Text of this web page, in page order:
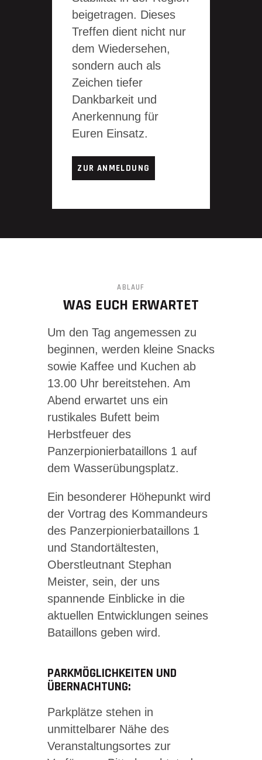
beigetragen. Dieses
Treffen dient nicht nur
dem Wiedersehen,
sondern auch als
Zeichen tiefer
Dankbarkeit und
Anerkennung für
Euren Einsatz.
ZUR ANMELDUNG
ABLAUF
WAS EUCH ERWARTET
Um den Tag angemessen zu
beginnen, werden kleine Snacks
sowie Kaffee und Kuchen ab
13.00 Uhr bereitstehen. Am
Abend erwartet uns ein
rustikales Bufett beim
Herbstfeuer des
Panzerpionierbataillons 1 auf
dem Wasserübungsplatz.
Ein besonderer Höhepunkt wird
der Vortrag des Kommandeurs
des Panzerpionierbataillons 1
und Standortältesten,
Oberstleutnant Stephan
Meister, sein, der uns
spannende Einblicke in die
aktuellen Entwicklungen seines
Bataillons geben wird.
PARKMÖGLICHKEITEN UND
ÜBERNACHTUNG:
Parkplätze stehen in
unmittelbarer Nähe des
Veranstaltungsortes zur